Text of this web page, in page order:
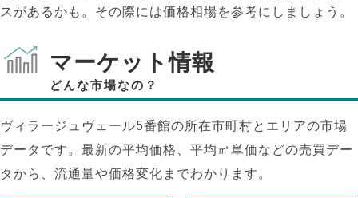
スがあるかも。その際には価格相場を参考にしましょう。
マーケット情報
どんな市場なの？
ヴィラージュヴェール5番館の所在市町村とエリアの市場
データです。最新の平均価格、平均㎡単価などの売買デー
タから、流通量や価格変化までわかります。